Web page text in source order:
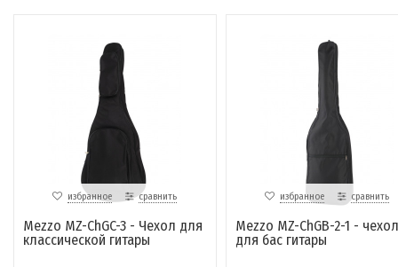
избранное сравнить
Mezzo MZ-ChGC-3 - Чехол для
классической гитары
избранное сравнить
Mezzo MZ-ChGB-2-1 - чехол
для бас гитары